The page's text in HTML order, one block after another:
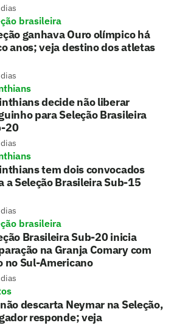
brasileira
ganhava Ouro olímpico há
anos; veja destino dos atletas
decide não liberar
para Seleção Brasileira
20
tem dois convocados
a Seleção Brasileira Sub-15
brasileira
Brasileira Sub-20 inicia
na Granja Comary com
no Sul-Americano
descarta Neymar na Seleção,
responde; veja